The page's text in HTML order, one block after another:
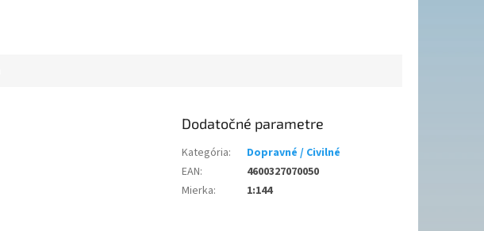
Dodatočné parametre
Kategória:
Dopravné / Civilné
EAN:
4600327070050
Mierka: 1:144